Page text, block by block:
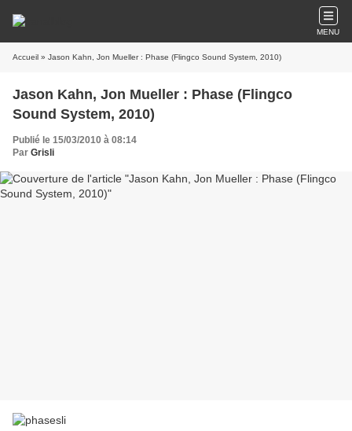
MENU
Accueil » Jason Kahn, Jon Mueller : Phase (Flingco Sound System, 2010)
Jason Kahn, Jon Mueller : Phase (Flingco
Sound System, 2010)
Publié le 15/03/2010 à 08:14
Par Grisli